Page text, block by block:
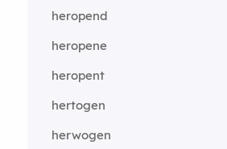
heropend
heropene
heropent
hertogen
herwogen